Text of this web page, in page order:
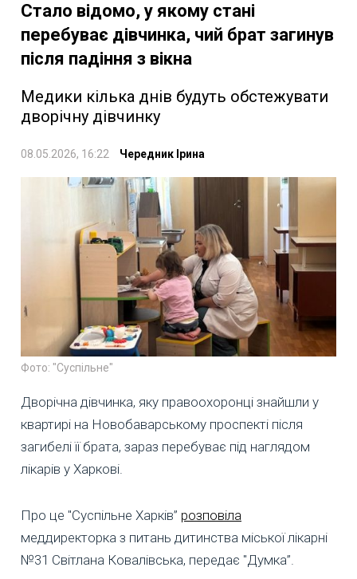
Стало відомо, у якому стані
перебуває дівчинка, чий брат загинув
після падіння з вікна
Медики кілька днів будуть обстежувати
дворічну дівчинку
08.05.2026, 16:22 Чередник Ірина
Фото: "Суспільне"
Дворічна дівчинка, яку правоохоронці знайшли у
квартирі на Новобаварському проспекті після
загибелі її брата, зараз перебуває під наглядом
лікарів у Харкові.
Про це "Суспільне Харків” розповіла
меддиректорка з питань дитинства міської лікарні
№31 Світлана Ковалівська, передає "Думка”.